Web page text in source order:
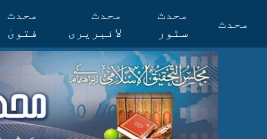
محدث
محدث
سٹور
محدث
لائبریری
محدث
فتویٰ